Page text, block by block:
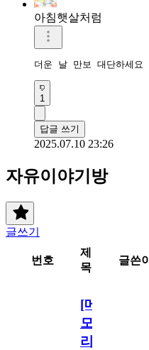
아침햇살처럼
더운 날 만보 대단하세요
1
답글 쓰기
2025.07.10 23:26
자유이야기방
글쓰기
번호
제
목
글쓴이
[메
모
리